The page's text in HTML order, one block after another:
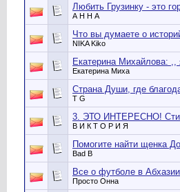
Любить Грузинку - это
А Н Н А
Что вы думаeте о
NIKA Kiko
Екатерина Михайлова:
Екатерина Миха
Страна Души, где
T G
3. ЭТО ИНТЕРЕСНО!
В И К Т О Р И Я
Помогите найти щенка
Bad B
Все о футболе в
Просто Онна